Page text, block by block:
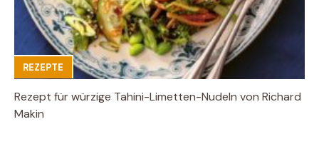
REZEPTE
Rezept für würzige Tahini-Limetten-Nudeln von Richard
Makin